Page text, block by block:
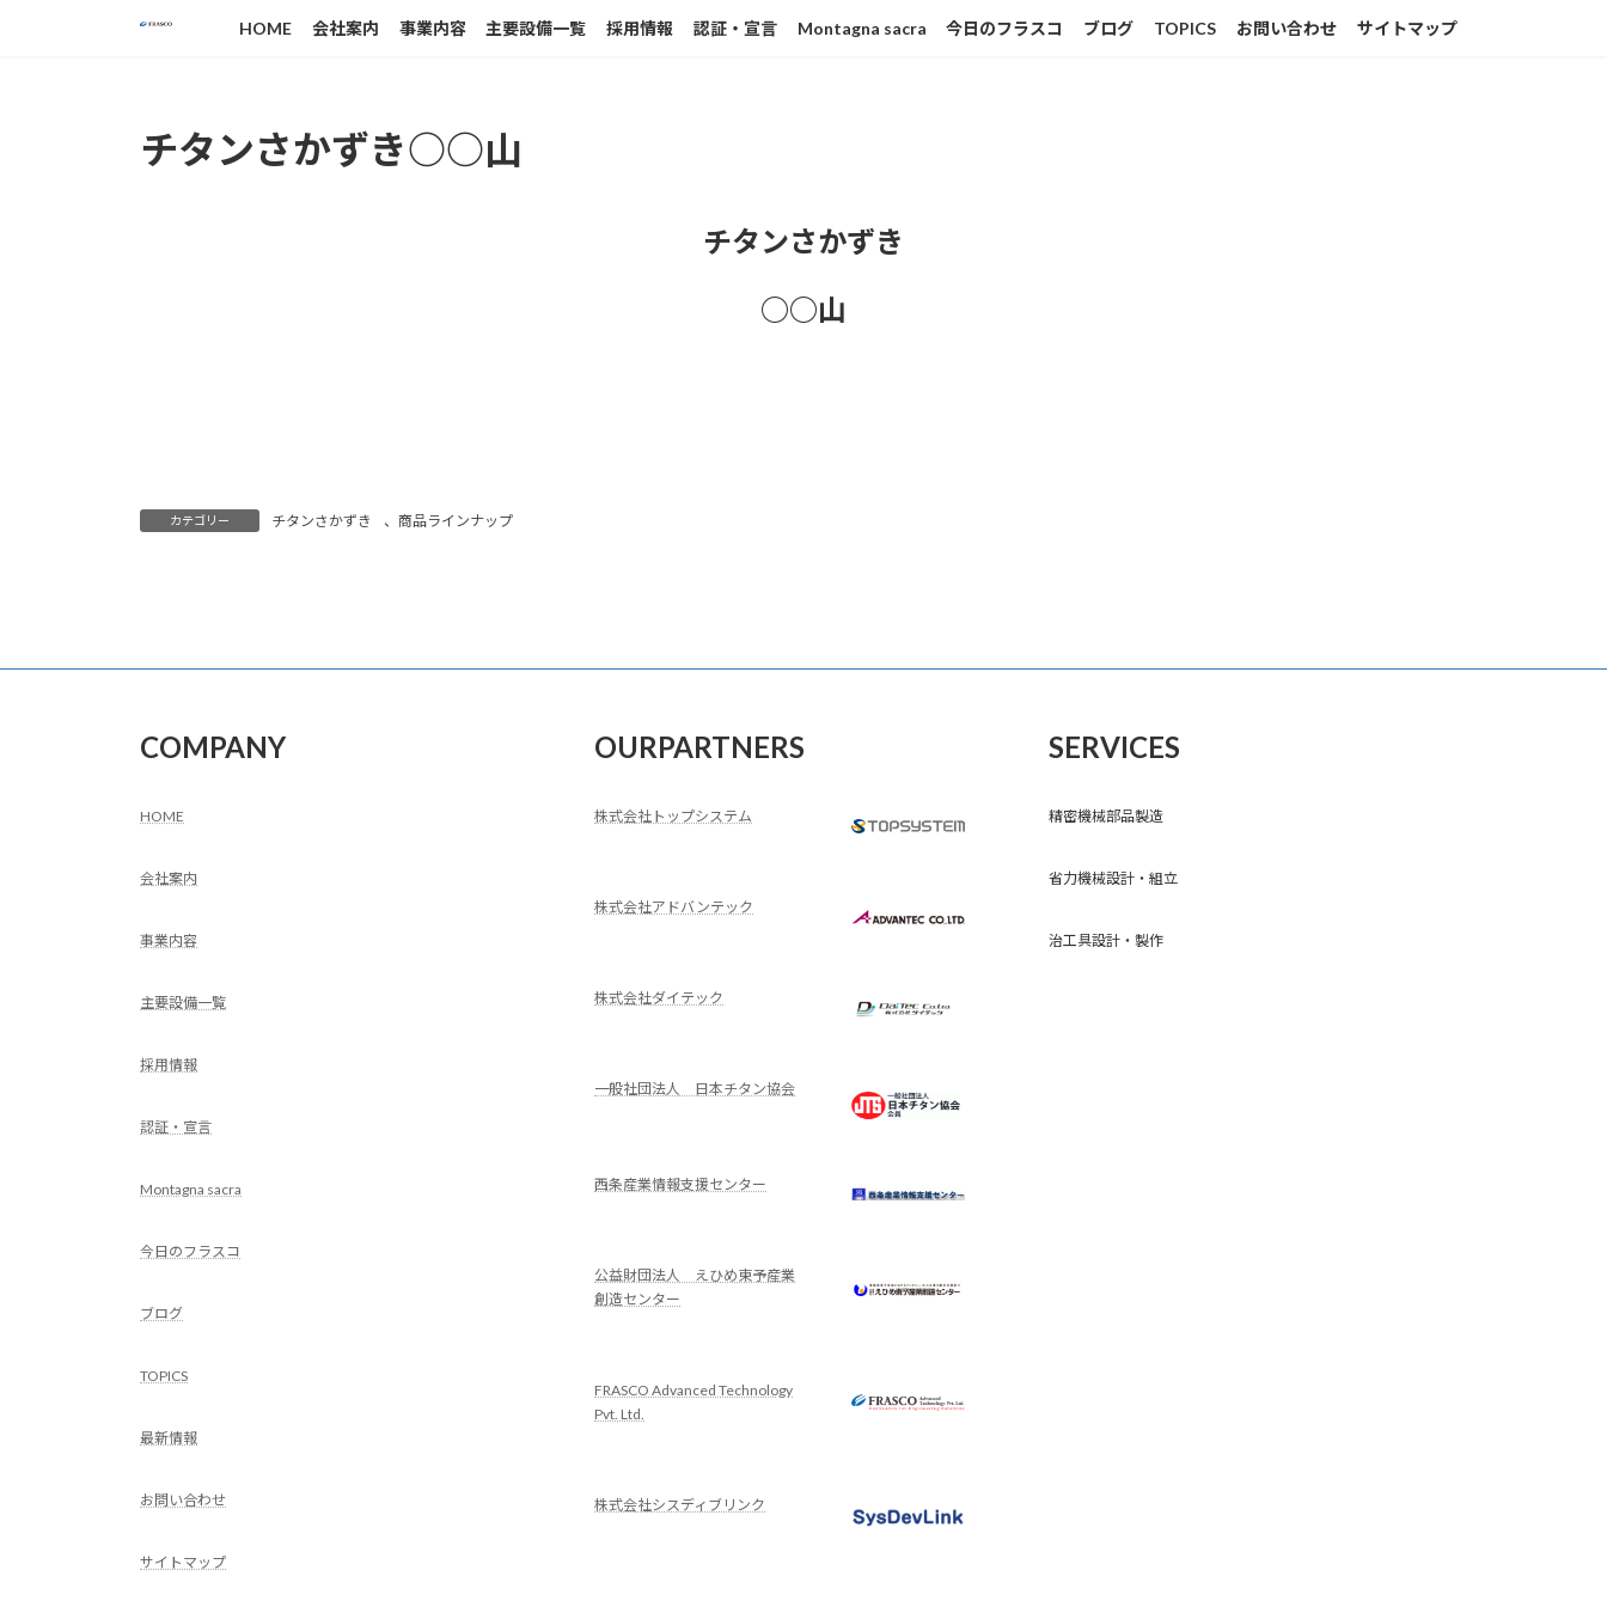
HOME 会社案内 事業内容 主要設備一覧 採用情報 認証・宣言 Montagna sacra 今日のフラスコ ブログ TOPICS お問い合わせ サイトマップ
チタンさかずき○○山
チタンさかずき
○○山
カテゴリー チタンさかずき 、 商品ラインナップ
COMPANY
HOME
会社案内
事業内容
主要設備一覧
採用情報
認証・宣言
Montagna sacra
今日のフラスコ
ブログ
TOPICS
最新情報
お問い合わせ
サイトマップ
OURPARTNERS
株式会社トップシステム
株式会社アドバンテック
株式会社ダイテック
一般社団法人 日本チタン協会
西条産業情報支援センター
公益財団法人 えひめ東予産業
創造センター
FRASCO Advanced Technology
Pvt. Ltd.
株式会社シスディブリンク
SERVICES
精密機械部品製造
省力機械設計・組立
治工具設計・製作